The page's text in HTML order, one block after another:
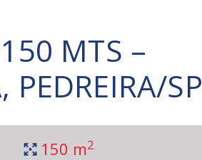
MTS –
PEDREIRA/SP
150 m2